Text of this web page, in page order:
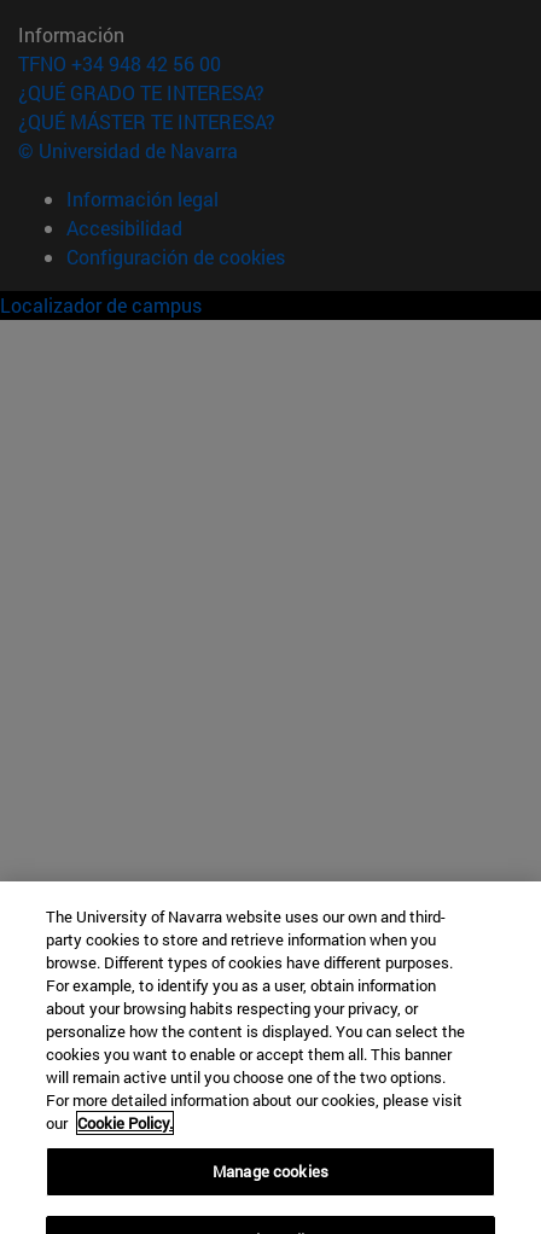
Información
TFNO +34 948 42 56 00
¿QUÉ GRADO TE INTERESA?
¿QUÉ MÁSTER TE INTERESA?
© Universidad de Navarra
Información legal
Accesibilidad
Configuración de cookies
Localizador de campus
The University of Navarra website uses our own and third-
party cookies to store and retrieve information when you
browse. Different types of cookies have different purposes.
For example, to identify you as a user, obtain information
about your browsing habits respecting your privacy, or
personalize how the content is displayed. You can select the
cookies you want to enable or accept them all. This banner
will remain active until you choose one of the two options.
For more detailed information about our cookies, please visit
our Cookie Policy.
Manage cookies